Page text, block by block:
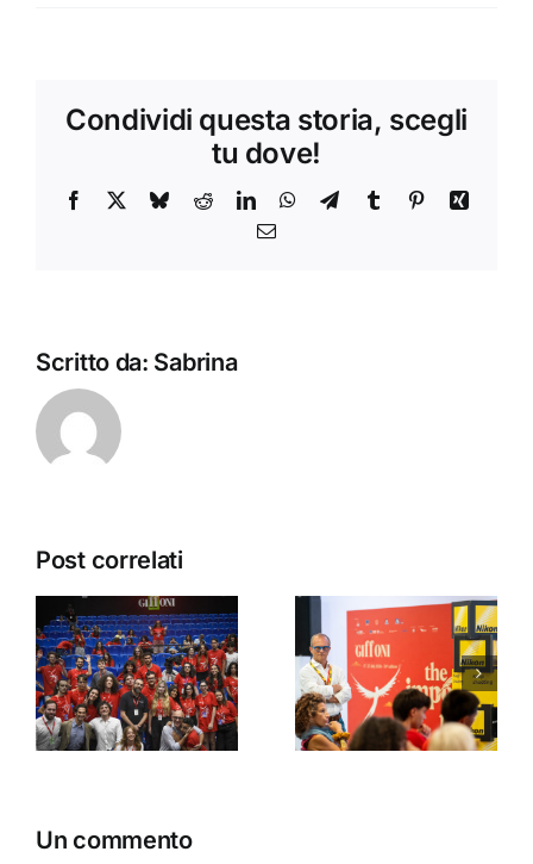
Condividi questa storia, scegli
tu dove!
Facebook BlueskyRedditLinkedInWhatsApp
TelegramTumblr PinterestXing
Email
Scritto da: Sabrina
Post correlati
Creator per
un giorno:
Foto Ema e
Nikon al
Giffoni Film
Foto Ema e
ABANA al
Giffoni Film
Festival
2026 con il
Un commento